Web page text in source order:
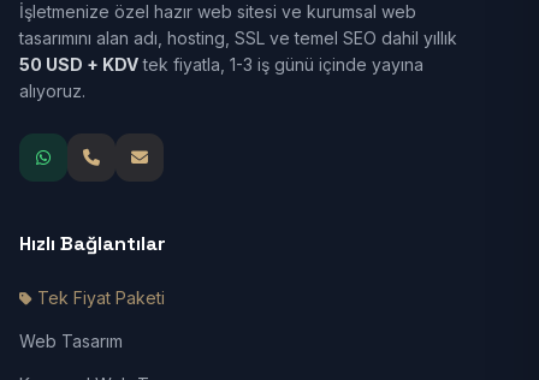
İşletmenize özel hazır web sitesi ve kurumsal web
tasarımını alan adı, hosting, SSL ve temel SEO dahil yıllık
50 USD + KDVtek fiyatla, 1-3 iş günü içinde yayına
alıyoruz.
Hızlı Bağlantılar
Tek Fiyat Paketi
Web Tasarım